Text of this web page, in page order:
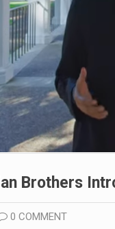
Brothers
0 COMMENT